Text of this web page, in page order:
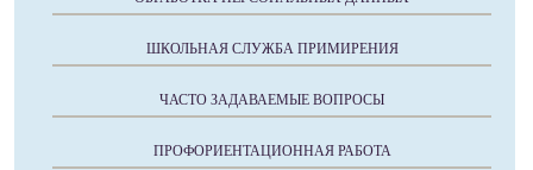
ШКОЛЬНАЯ СЛУЖБА ПРИМИРЕНИЯ
ЧАСТО ЗАДАВАЕМЫЕ ВОПРОСЫ
ПРОФОРИЕНТАЦИОННАЯ РАБОТА